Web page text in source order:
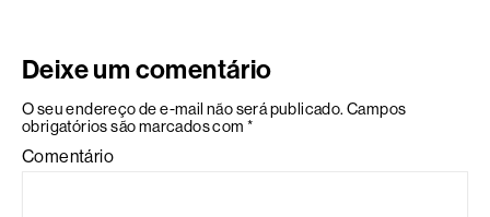
Deixe um comentário
O seu endereço de e-mail não será publicado. Campos
obrigatórios são marcados com *
Comentário